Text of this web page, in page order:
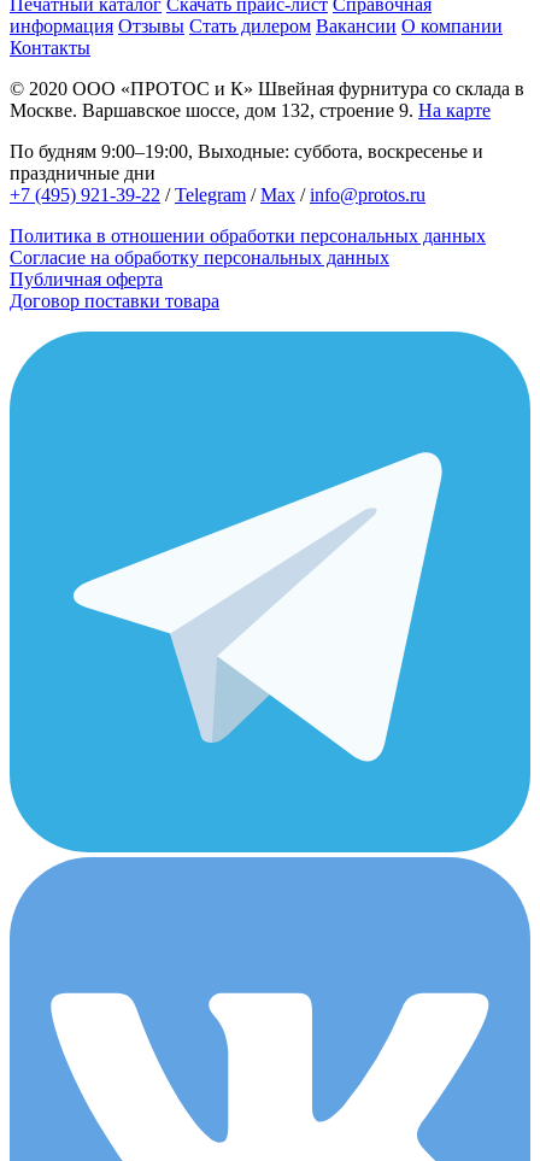
информация Отзывы Стать дилером Вакансии О компании
Контакты
© 2020 ООО «ПРОТОС и К» Швейная фурнитура со склада в
Москве. Варшавское шоссе, дом 132, строение 9. На карте
По будням 9:00–19:00, Выходные: суббота, воскресенье и
праздничные дни
+7 (495) 921-39-22 /Telegram /Max /info@protos.ru
Политика в отношении обработки персональных данных
Согласие на обработку персональных данных
Публичная оферта
Договор поставки товара